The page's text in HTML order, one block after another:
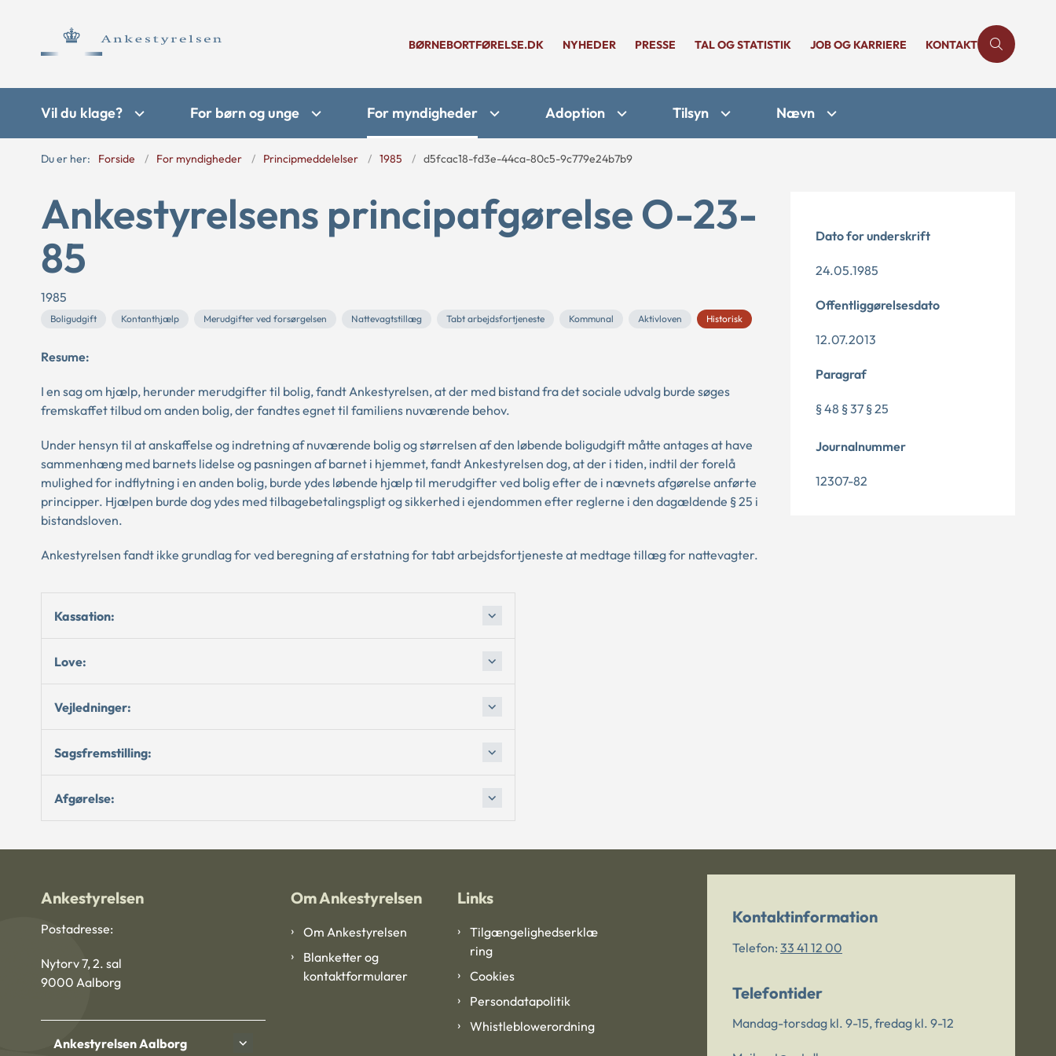
BØRNEBORTFØRELSE.DK NYHEDER PRESSE TAL OG STATISTIK JOB OG KARRIERE KONTAKT
Vil du klage? For børn og unge For myndigheder Adoption Tilsyn Nævn
Du er her: Forside For myndigheder Principmeddelelser 1985 d5fcac18-fd3e-44ca-80c5-9c779e24b7b9
Ankestyrelsens principafgørelse O-23-
85
1985
Boligudgift Kontanthjælp Merudgifter ved forsørgelsen Nattevagtstillæg Tabt arbejdsfortjeneste Kommunal Aktivloven Historisk
Resume:
I en sag om hjælp, herunder merudgifter til bolig, fandt Ankestyrelsen, at der med bistand fra det sociale udvalg burde søges
fremskaffet tilbud om anden bolig, der fandtes egnet til familiens nuværende behov.
Under hensyn til at anskaffelse og indretning af nuværende bolig og størrelsen af den løbende boligudgift måtte antages at have
sammenhæng med barnets lidelse og pasningen af barnet i hjemmet, fandt Ankestyrelsen dog, at der i tiden, indtil der forelå
mulighed for indflytning i en anden bolig, burde ydes løbende hjælp til merudgifter ved bolig efter de i nævnets afgørelse anførte
principper. Hjælpen burde dog ydes med tilbagebetalingspligt og sikkerhed i ejendommen efter reglerne i den dagældende § 25 i
bistandsloven.
Ankestyrelsen fandt ikke grundlag for ved beregning af erstatning for tabt arbejdsfortjeneste at medtage tillæg for nattevagter.
Kassation:
Love:
Vejledninger:
Sagsfremstilling:
Afgørelse:
Dato for underskrift
24.05.1985
Offentliggørelsesdato
12.07.2013
Paragraf
§ 48 § 37 § 25
Journalnummer
12307-82
Ankestyrelsen
Postadresse:
Nytorv 7, 2. sal
9000 Aalborg
Ankestyrelsen Aalborg
Om Ankestyrelsen
Om Ankestyrelsen
Blanketter og
kontaktformularer
Links
Tilgængelighedserklæ
ring
Cookies
Persondatapolitik
Whistleblowerordning
Kontaktinformation
Telefon: 33 41 12 00
Telefontider
Mandag-torsdag kl. 9-15, fredag kl. 9-12